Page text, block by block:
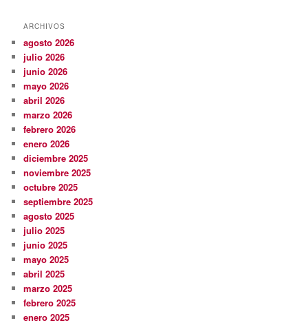
ARCHIVOS
agosto 2026
julio 2026
junio 2026
mayo 2026
abril 2026
marzo 2026
febrero 2026
enero 2026
diciembre 2025
noviembre 2025
octubre 2025
septiembre 2025
agosto 2025
julio 2025
junio 2025
mayo 2025
abril 2025
marzo 2025
febrero 2025
enero 2025